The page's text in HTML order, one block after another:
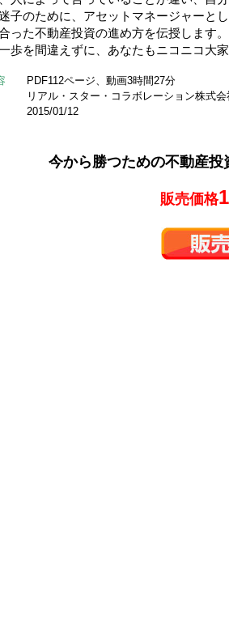
子のために、アセットマネージャーと
った不動産投資の進め方を伝授します。
歩を間違えずに、あなたもニコニコ大
PDF112ページ、動画3時間27分
リアル・スター・コラボレーション株式会
2015/01/12
今から勝つための不動産
販売価格